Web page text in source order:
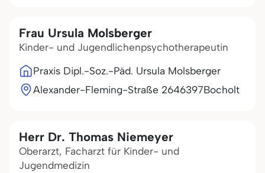
Frau Ursula Molsberger
Kinder- und Jugendlichenpsychotherapeutin
Praxis Dipl.-Soz.-Päd. Ursula Molsberger
Alexander-Fleming-Straße 2646397Bocholt
Herr Dr. Thomas Niemeyer
Oberarzt, Facharzt für Kinder- und
Jugendmedizin